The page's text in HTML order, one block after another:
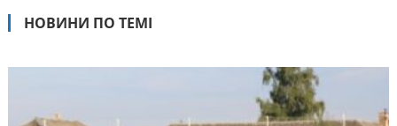
НОВИНИ ПО ТЕМІ